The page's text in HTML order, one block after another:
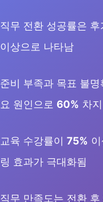
직무 전환 성공률은
이상으로 나타남
준비 부족과 목표 불
요 원인으로60% 차지
교육 수강률이75%
링 효과가 극대화됨
직무 만족도는 전환 후